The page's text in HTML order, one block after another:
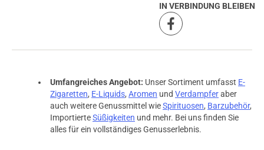
IN VERBINDUNG BLEIBEN
Umfangreiches Angebot: Unser Sortiment umfasst E-
Zigaretten, E-Liquids, Aromen und Verdampferaber
auch weitere Genussmittel wieSpirituosen, Barzubehör,
ImportierteSüßigkeiten und mehr. Bei uns finden Sie
alles für ein vollständiges Genusserlebnis.